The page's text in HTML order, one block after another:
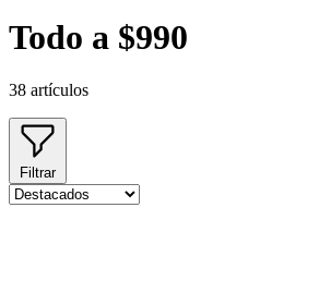
Todo a $990
38 artículos
Filtrar